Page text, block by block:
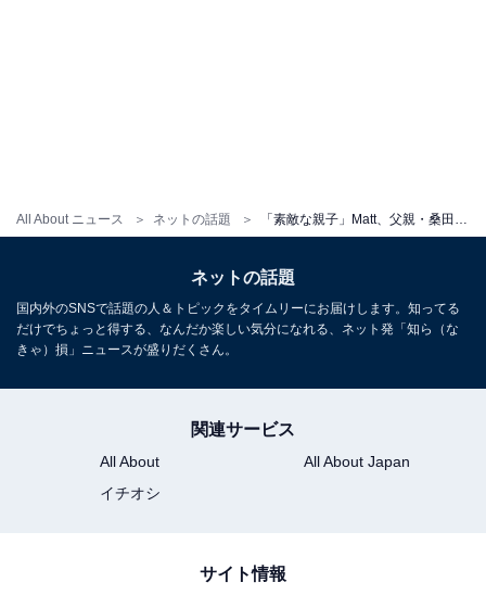
All About ニュース ネットの話題
ネットの話題
国内外のSNSで話題の人＆トピックをタイムリーにお届けします。知ってる
だけでちょっと得する、なんだか楽しい気分になれる、ネット発「知ら（な
きゃ）損」ニュースが盛りだくさん。
関連サービス
All About
All About Japan
イチオシ
サイト情報